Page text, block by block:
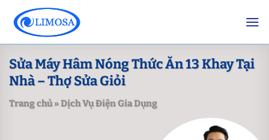
content
Sửa Máy Hâm Nóng Thức Ăn 13 Khay Tại
Nhà – Thợ Sửa Giỏi
Trang chủ»Dịch Vụ Điện Gia Dụng